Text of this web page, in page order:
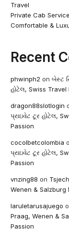
Travel
Private Cab
Comfortable &
Recent
phwinph2 onબેસ્ટ
હોટેલ, Swiss
dragon88slotlogin
પ્રાઇવેટ ટૂર હોટેલ,
Passion
cocolbetcolombia
પ્રાઇવેટ ટૂર હોટેલ,
Passion
vnzing88 on
Wenen & Salzburg
laruletarusajuego
Praag, Wenen &
Passion